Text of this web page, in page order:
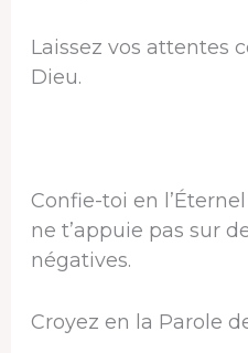
Laissez vos attentes
Dieu.
Confie-toi en
ne t’appuie pas sur
négatives.
Croyez en la Parole